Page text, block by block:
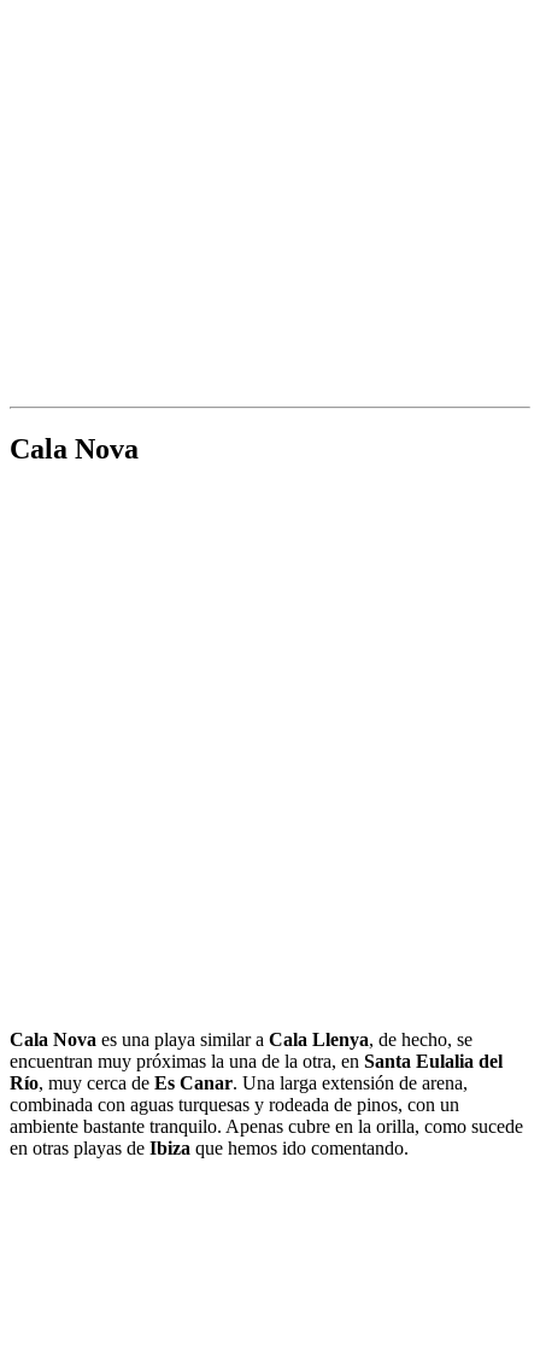
Cala Nova
Cala Nova es una playa similar a Cala Llenya, de hecho, se
encuentran muy próximas la una de la otra, en Santa Eulalia del
Río, muy cerca de Es Canar. Una larga extensión de arena,
combinada con aguas turquesas y rodeada de pinos, con un
ambiente bastante tranquilo. Apenas cubre en la orilla, como sucede
en otras playas de Ibiza que hemos ido comentando.